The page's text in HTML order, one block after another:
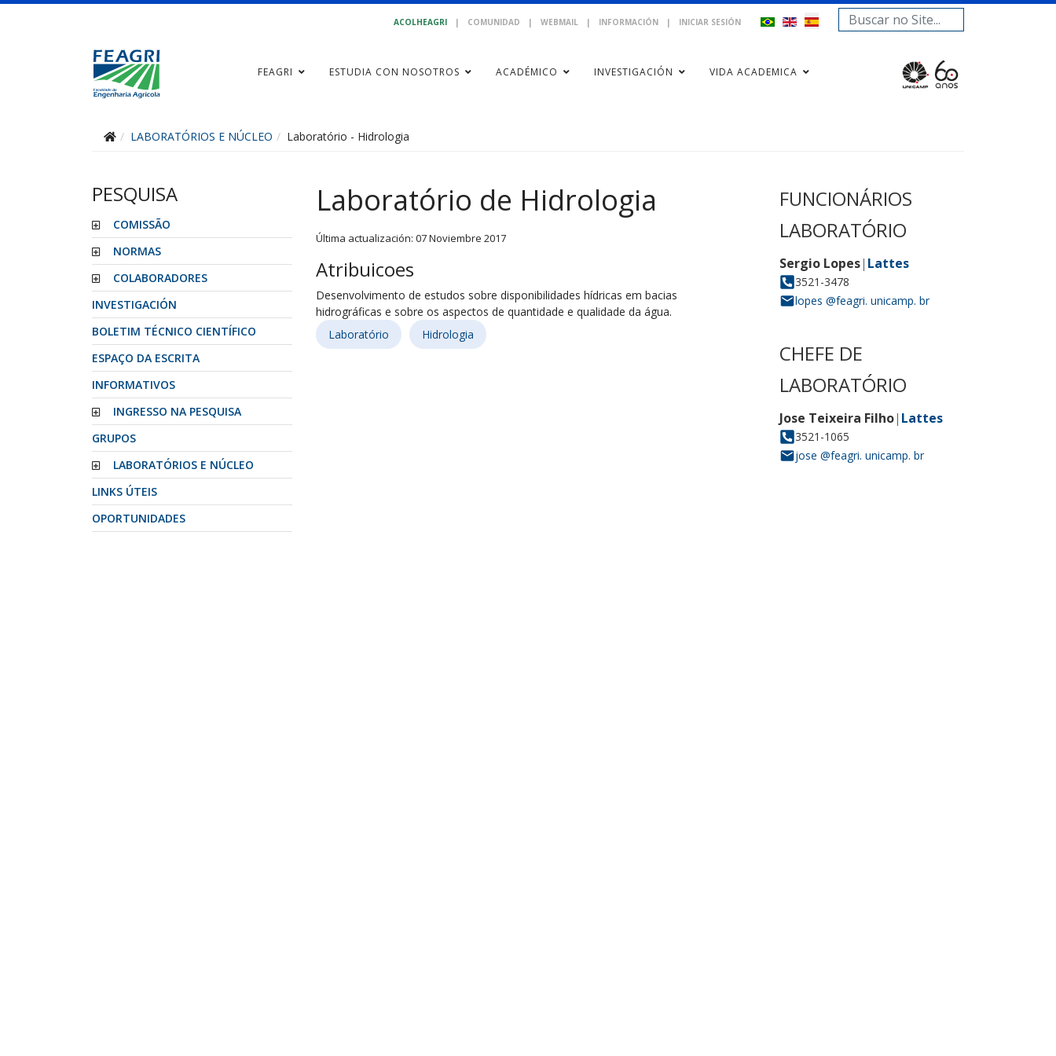
ACOLHEAGRI | COMUNIDAD | WEBMAIL | INFORMACIÓN | INICIAR SESIÓN Buscar...
FEAGRI ESTUDIA CON NOSOTROS ACADÉMICO INVESTIGACIÓN VIDA ACADEMICA
LABORATÓRIOS E NÚCLEO Laboratório - Hidrologia
PESQUISA
COMISSÃO
NORMAS
COLABORADORES
INVESTIGACIÓN
BOLETIM TÉCNICO CIENTÍFICO
ESPAÇO DA ESCRITA
INFORMATIVOS
INGRESSO NA PESQUISA
GRUPOS
LABORATÓRIOS E NÚCLEO
LINKS ÚTEIS
OPORTUNIDADES
Laboratório de Hidrologia
Última actualización: 07 Noviembre 2017
Atribuicoes
Desenvolvimento de estudos sobre disponibilidades hídricas em bacias
hidrográficas e sobre os aspectos de quantidade e qualidade da água.
Laboratório
Hidrologia